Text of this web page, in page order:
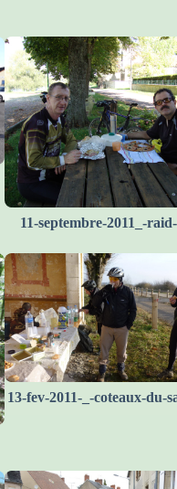
11-septembre-2011_-
13-fev-2011-_-coteaux-du-